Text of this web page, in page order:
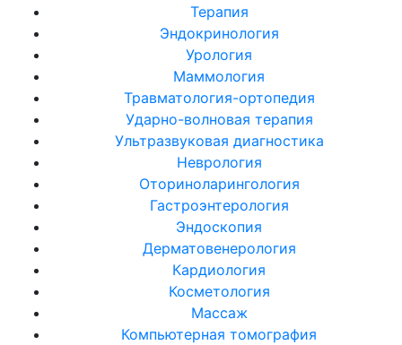
Терапия
Эндокринология
Урология
Маммология
Травматология-ортопедия
Ударно-волновая терапия
Ультразвуковая диагностика
Неврология
Оториноларингология
Гастроэнтерология
Эндоскопия
Дерматовенерология
Кардиология
Косметология
Массаж
Компьютерная томография